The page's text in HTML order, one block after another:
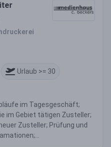
Urlaub >= 30
im Tagesgeschäft;
im Gebiet tätigen Zusteller;
Zusteller; Prüfung und